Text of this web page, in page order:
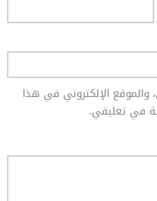
والموقع الإلكتروني في هذا
في تعليقي.